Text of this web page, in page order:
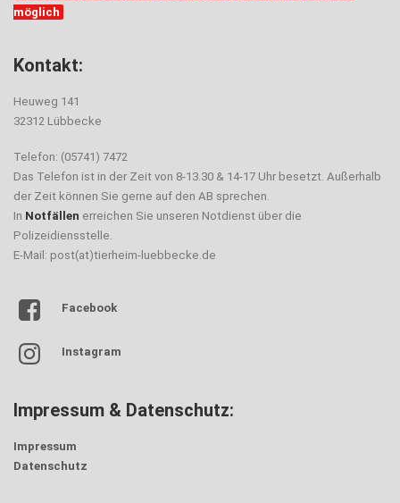
möglich
Kontakt:
Heuweg 141
32312 Lübbecke
Telefon: (05741) 7472
Das Telefon ist in der Zeit von 8-13.30 & 14-17 Uhr besetzt. Außerhalb
der Zeit können Sie gerne auf den AB sprechen.
In Notfällen erreichen Sie unseren Notdienst über die
Polizeidiensstelle.
E-Mail: post(at)tierheim-luebbecke.de
Facebook
Instagram
Impressum & Datenschutz:
Impressum
Datenschutz